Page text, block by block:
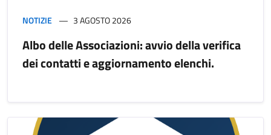
NOTIZIE 3 AGOSTO 2026
Albo delle Associazioni: avvio della verifica
dei contatti e aggiornamento elenchi.